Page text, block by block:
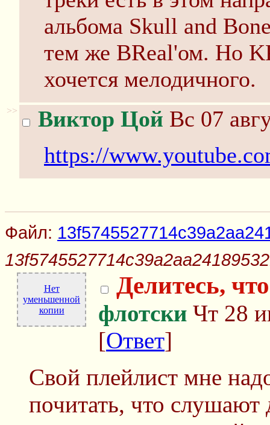
альбома Skull and
тем же BReal'ом. Но
хочется мелодичного.
>> Виктор Цой Вс 07
https://
Файл:
Нет
уменьшенной
копии
Делитесь,
флотски Чт 28
[Ответ]
Свой плейлист мне
почитать, что